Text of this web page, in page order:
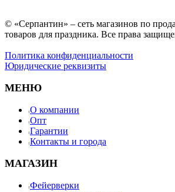
© «Серпантин» – сеть магазинов по
товаров для праздника. Все права
Политика конфиденциальности
Юридические реквизиты
МЕНЮ
О компании
Опт
Гарантии
Контакты и города
МАГАЗИН
Фейерверки